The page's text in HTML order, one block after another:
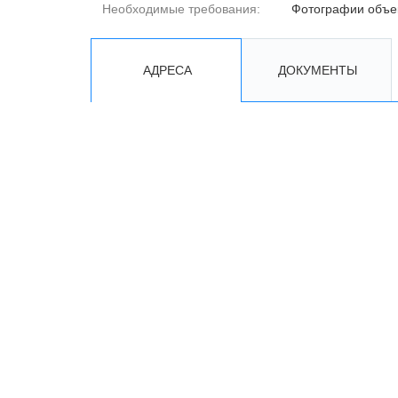
Необходимые требования: Фотографии
АДРЕСА ДОКУМЕНТЫ